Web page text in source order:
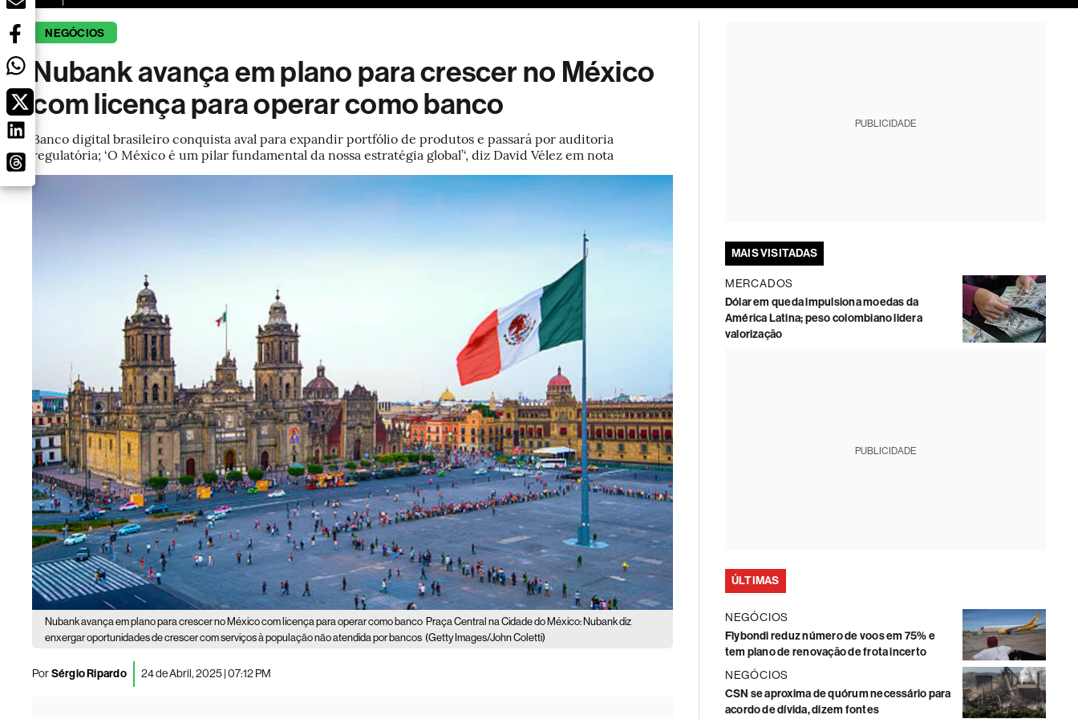
NEGÓCIOS
Nubank avança em plano para crescer no México
com licença para operar como banco
Banco digital brasileiro conquista aval para expandir portfólio de produtos e passará por auditoria
regulatória; ‘O México é um pilar fundamental da nossa estratégia global’‘, diz David Vélez em nota
Nubank avança em plano para crescer no México com licença para operar como banco Praça Central na Cidade do México: Nubank diz
enxergar oportunidades de crescer com serviços à população não atendida por bancos (Getty Images/John Coletti)
PorSérgio Ripardo 24 de Abril, 2025 | 07:12 PM
PUBLICIDADE
MAIS VISITADAS
MERCADOS
Dólar em queda impulsiona moedas da
América Latina; peso colombiano lidera
valorização
PUBLICIDADE
ÚLTIMAS
NEGÓCIOS
Flybondi reduz número de voos em 75% e
tem plano de renovação de frota incerto
NEGÓCIOS
CSN se aproxima de quórum necessário para
acordo de dívida, dizem fontes